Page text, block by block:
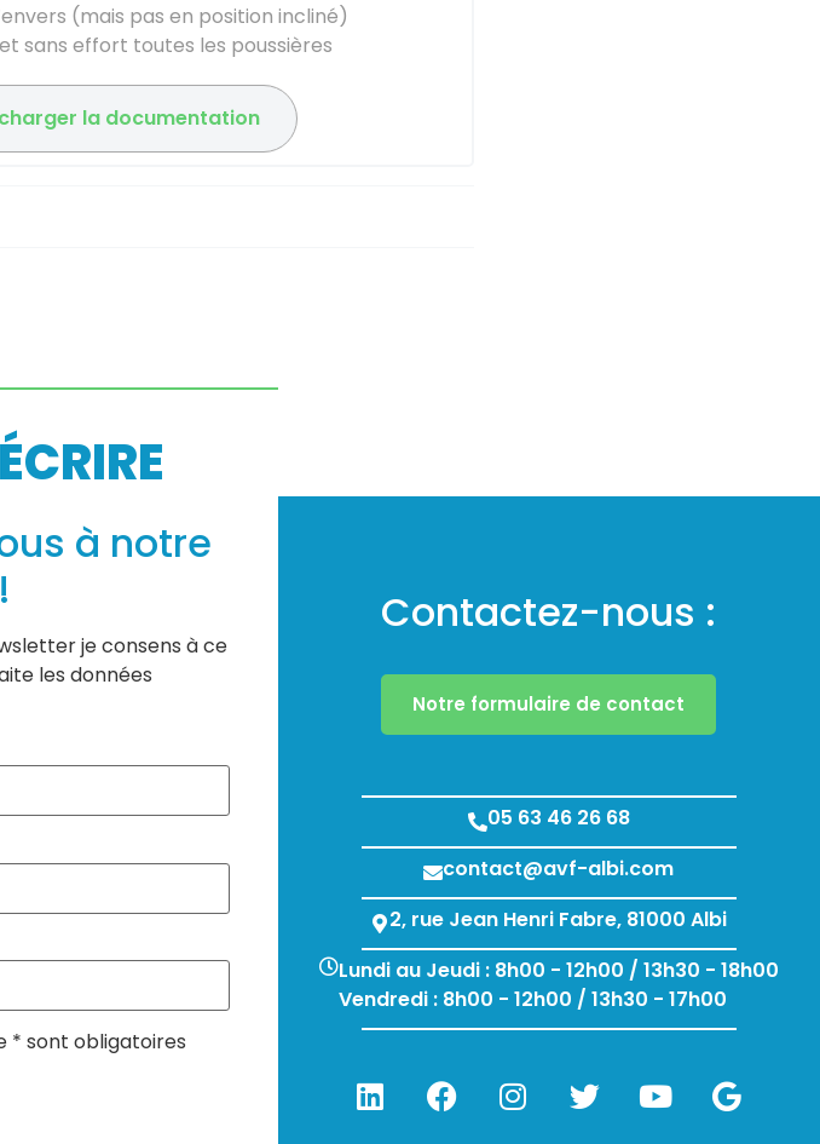
(mais pas en position incliné)
sans effort toutes les poussières
la documentation
à notre
je consens à ce
les données
* sont obligatoires
Contactez-nous :
Notre formulaire de contact
05 63 46 26 68
contact@avf-albi.com
2, rue Jean Henri Fabre, 81000 Albi
Lundi au Jeudi : 8h00 - 12h00 / 13h30 - 18h00
Vendredi : 8h00 - 12h00 / 13h30 - 17h00